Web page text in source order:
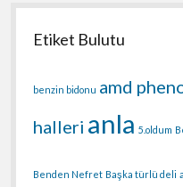
Etiket Bulutu
benzin bidonu amd
halleri anla 5.oldum
Benden Nefret Başka türlü deli